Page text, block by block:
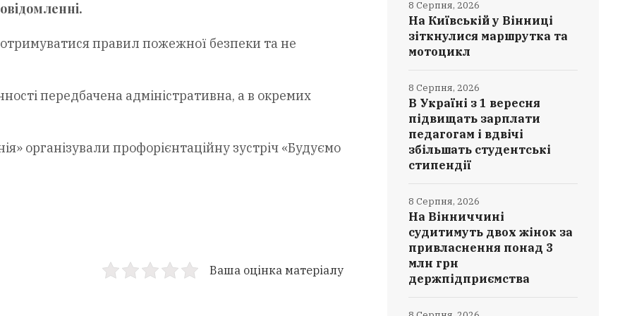
правил пожежної безпеки та не
передбачена адміністративна, а в окремих
організували профорієнтаційну зустріч «Будуємо
Ваша оцінка матеріалу
На Київській у Вінниці
зіткнулися маршрутка та
мотоцикл
8 Серпня, 2026
В Україні з 1 вересня
підвищать зарплати
педагогам і вдвічі
збільшать студентські
стипендії
8 Серпня, 2026
На Вінниччині
судитимуть двох жінок за
привласнення понад 3
млн грн
держпідприємства
8 Серпня, 2026